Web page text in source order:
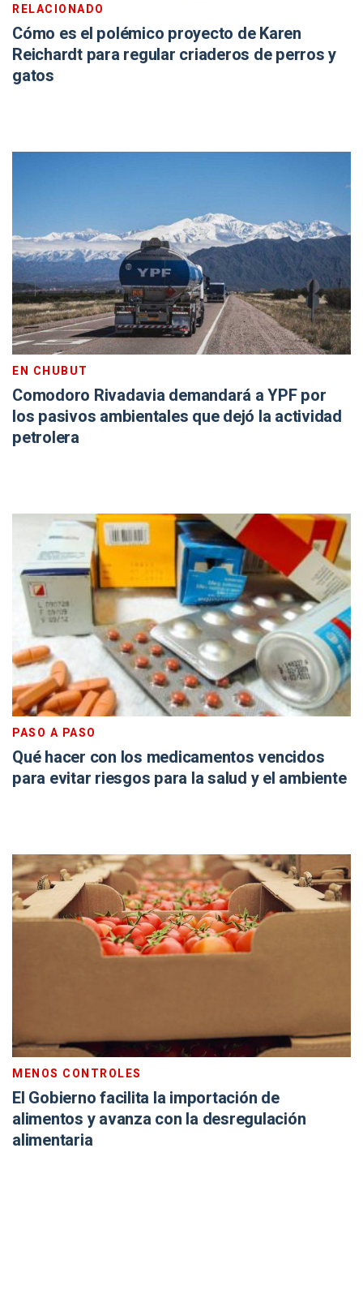
RELACIONADO
Cómo es el polémico proyecto de Karen
Reichardt para regular criaderos de perros y
gatos
EN CHUBUT
Comodoro Rivadavia demandará a YPF por
los pasivos ambientales que dejó la actividad
petrolera
PASO A PASO
Qué hacer con los medicamentos vencidos
para evitar riesgos para la salud y el ambiente
MENOS CONTROLES
El Gobierno facilita la importación de
alimentos y avanza con la desregulación
alimentaria